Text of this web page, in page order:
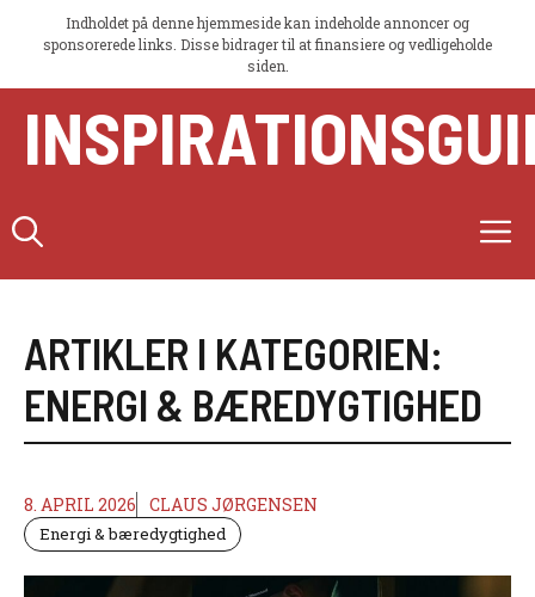
Indholdet på denne hjemmeside kan indeholde annoncer og
sponsorerede links. Disse bidrager til at finansiere og vedligeholde
siden.
indhold
ARTIKLER I KATEGORIEN:
ENERGI & BÆREDYGTIGHED
8. APRIL 2026 CLAUS JØRGENSEN
Energi & bæredygtighed